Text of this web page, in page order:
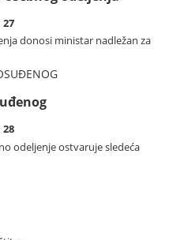
27
donosi ministar nadležan za
28
odeljenje ostvaruje sledeća